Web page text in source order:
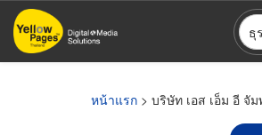
ข้าม
ไป
ธุ
หน้าแรก > บริษัท เอส เอ็ม อี จั